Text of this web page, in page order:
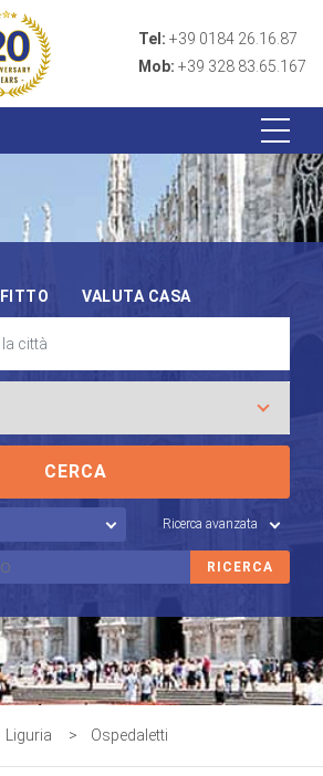
Tel: +39 0184 26.16.87
Mob: +39 328 83.65.167
VALUTA CASA
Ricerca avanzata
CERCA
Liguria > Ospedaletti